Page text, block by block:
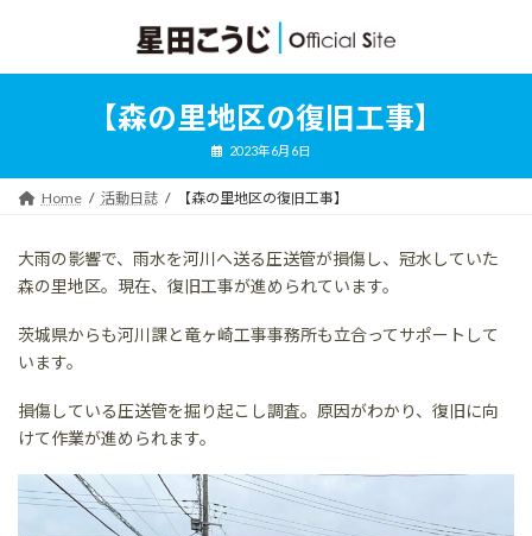
ン
ッ
ー
移
【森の里地区の復旧工事】
2023年6月6日
Home 活動日誌 【森の里地区の復旧工事】
大雨の影響で、雨水を河川へ送る圧送管が損傷し、冠水していた
森の里地区。現在、復旧工事が進められています。
茨城県からも河川課と竜ヶ崎工事事務所も立合ってサポートして
います。
損傷している圧送管を掘り起こし調査。原因がわかり、復旧に向
けて作業が進められます。